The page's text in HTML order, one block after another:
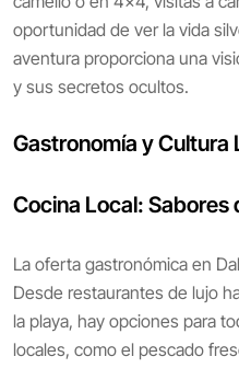
oportunidad de ver la vida
aventura proporciona una
y sus secretos ocultos.
Gastronomía y Cultura
Cocina Local: Sabores
La oferta gastronómica en
Desde restaurantes de lujo
la playa, hay opciones para
locales, como el pescado